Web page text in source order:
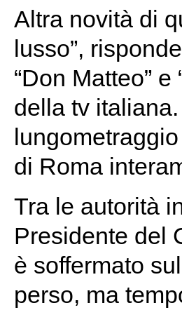
Altra novità di
lusso”,
“Don Matteo”
della tv
di Roma
Tra le autorità
Presidente del
è soffermato
perso, ma